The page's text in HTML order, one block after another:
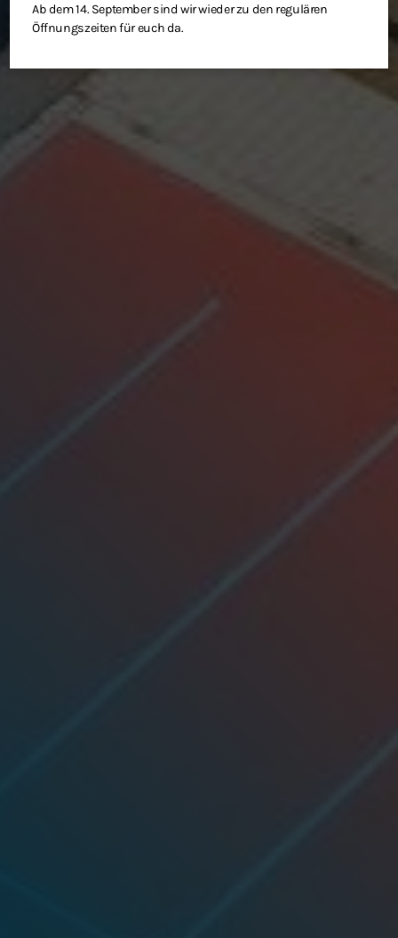
Ab dem 14. September sind wir wieder zu den regulären
Öffnungszeiten für euch da.